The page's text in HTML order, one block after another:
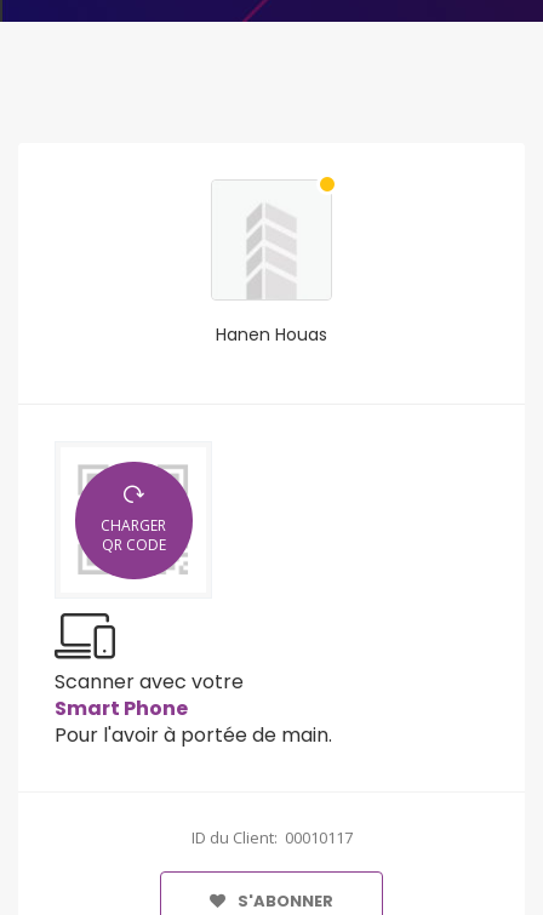
Hanen Houas
CHARGER
QR CODE
Scanner avec votre
Smart Phone
Pour l'avoir à portée de main.
ID du Client: 00010117
S'ABONNER